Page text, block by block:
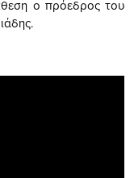
ο πρόεδρος του